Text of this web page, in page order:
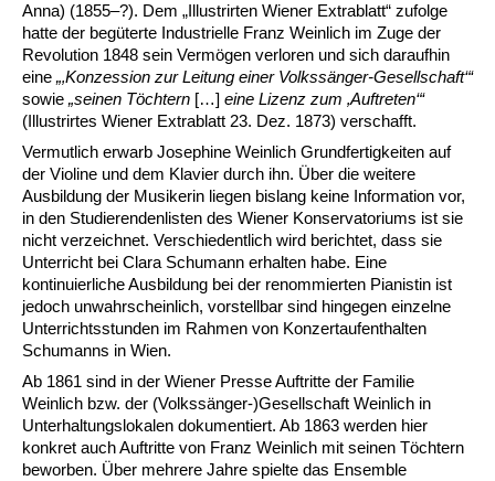
Anna) (1855–?). Dem „Illustrirten Wiener Extrablatt“ zufolge
hatte der begüterte Industrielle Franz Weinlich im Zuge der
Revolution 1848 sein Vermögen verloren und sich daraufhin
eine „‚Konzession zur Leitung einer Volkssänger-Gesellschaft‘“
sowie „seinen Töchtern […] eine Lizenz zum ‚Auftreten‘“
(Illustrirtes Wiener Extrablatt 23. Dez. 1873) verschafft.
Vermutlich erwarb Josephine Weinlich Grundfertigkeiten auf
der Violine und dem Klavier durch ihn. Über die weitere
Ausbildung der Musikerin liegen bislang keine Information vor,
in den Studierendenlisten des Wiener Konservatoriums ist sie
nicht verzeichnet. Verschiedentlich wird berichtet, dass sie
Unterricht bei Clara Schumann erhalten habe. Eine
kontinuierliche Ausbildung bei der renommierten Pianistin ist
jedoch unwahrscheinlich, vorstellbar sind hingegen einzelne
Unterrichtsstunden im Rahmen von Konzertaufenthalten
Schumanns in Wien.
Ab 1861 sind in der Wiener Presse Auftritte der Familie
Weinlich bzw. der (Volkssän­ger-)Ge­sell­schaft Weinlich in
Unterhaltungslokalen dokumentiert. Ab 1863 werden hier
konkret auch Auftritte von Franz Weinlich mit seinen Töchtern
beworben. Über mehrere Jahre spielte das Ensemble